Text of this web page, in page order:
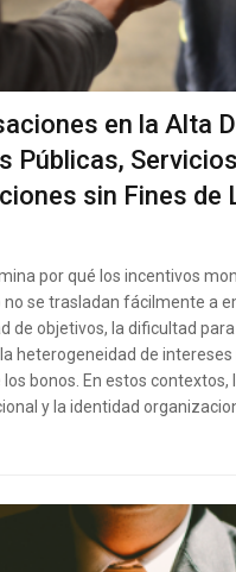
en la Alta
Públicas,
sin Fines de
por qué los incentivos
se trasladan fácilmente a
de objetivos, la dificultad
heterogeneidad de intereses
bonos. En estos contextos,
y la identidad